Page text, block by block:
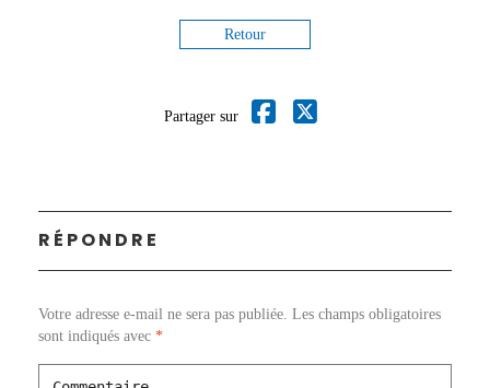
Retour
Partager sur
RÉPONDRE
Votre adresse e-mail ne sera pas publiée. Les champs obligatoires
sont indiqués avec *